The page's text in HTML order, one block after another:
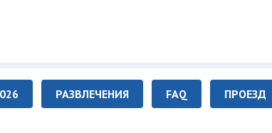
РАЗВЛЕЧЕНИЯ FAQ ПРОЕЗД